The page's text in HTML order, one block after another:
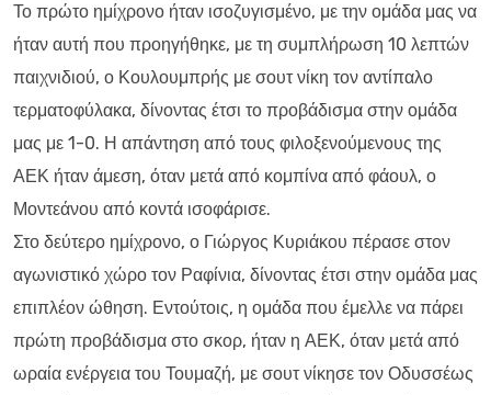
Το πρώτο ημίχρονο ήταν ισοζυγισμένο, με την ομάδα μας να
ήταν αυτή που προηγήθηκε, με τη συμπλήρωση 10 λεπτών
παιχνιδιού, ο Κουλουμπρής με σουτ νίκη τον αντίπαλο
τερματοφύλακα, δίνοντας έτσι το προβάδισμα στην ομάδα
μας με 1-0. Η απάντηση από τους φιλοξενούμενους της
ΑΕΚ ήταν άμεση, όταν μετά από κομπίνα από φάουλ, ο
Μοντεάνου από κοντά ισοφάρισε.
Στο δεύτερο ημίχρονο, ο Γιώργος Κυριάκου πέρασε στον
αγωνιστικό χώρο τον Ραφίνια, δίνοντας έτσι στην ομάδα μας
επιπλέον ώθηση. Εντούτοις, η ομάδα που έμελλε να πάρει
πρώτη προβάδισμα στο σκορ, ήταν η ΑΕΚ, όταν μετά από
ωραία ενέργεια του Τουμαζή, με σουτ νίκησε τον Οδυσσέως